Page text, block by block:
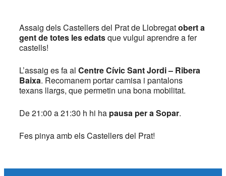
Assaig dels Castellers del Prat de Llobregatobert a
gent de totes les edatsque vulgui aprendre a fer
castells!
L’assaig es fa al Centre Cívic Sant Jordi – Ribera
Baixa. Recomanem portar camisa i pantalons
texans llargs, que permetin una bona mobilitat.
De 21:00 a 21:30 h hi ha pausa per a Sopar.
Fes pinya amb els Castellers del Prat!